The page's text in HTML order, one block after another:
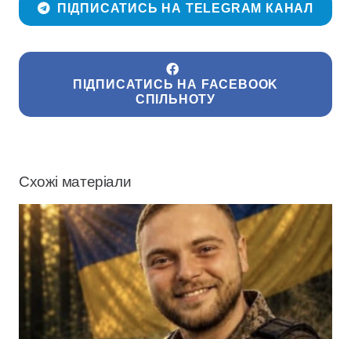
ПІДПИСАТИСЬ НА TELEGRAM КАНАЛ
ПІДПИСАТИСЬ НА FACEBOOK
СПІЛЬНОТУ
Схожі матеріали